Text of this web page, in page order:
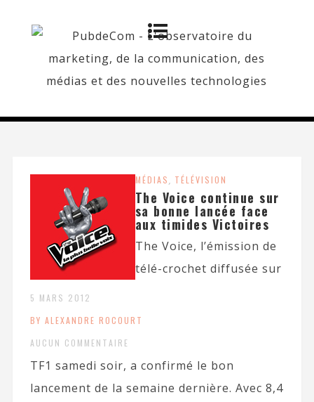
MÉDIAS, TÉLÉVISION
The Voice continue sur
sa bonne lancée face
aux timides Victoires
5 MARS 2012
BY ALEXANDRE ROCOURT
AUCUN COMMENTAIRE
The Voice, l’émission de
télé-crochet diffusée sur
TF1 samedi soir, a confirmé le bon
lancement de la semaine dernière. Avec 8,4